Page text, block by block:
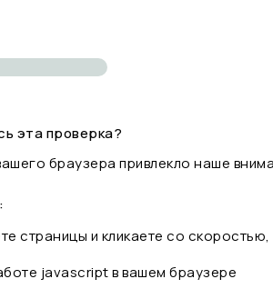
эта проверка?
браузера привлекло наше
страницы и кликаете со
javascript в вашем браузере